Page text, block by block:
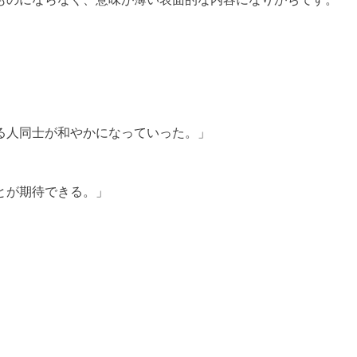
同士が和やかになっていった。」
期待できる。」